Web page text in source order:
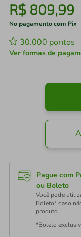
R$ 809,99
No pagamento com Pix
30.000 pontos
Ver formas de
Pague com
ou Boleto
Você pode
Boleto* caso
produto.
*Boleto